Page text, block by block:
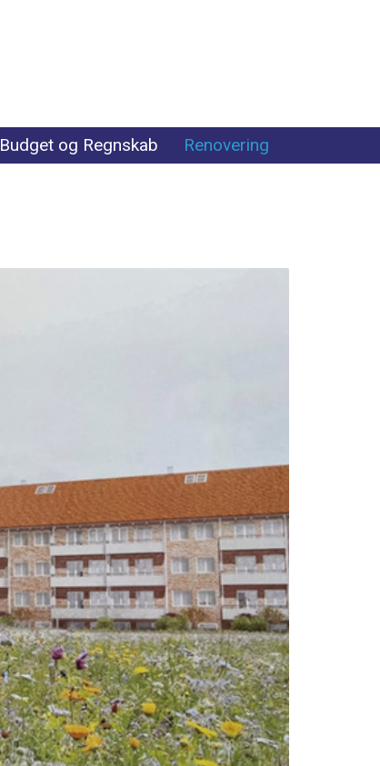
Budget og Regnskab Renovering